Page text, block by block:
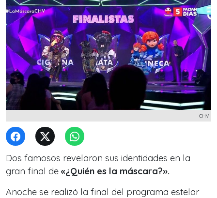
CHV
Dos famosos revelaron sus identidades en la
gran final de «¿Quién es la máscara?».
Anoche se realizó la final del programa estelar